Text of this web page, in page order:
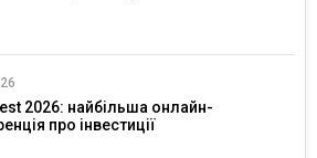
2026: найбільша онлайн-
про інвестиції